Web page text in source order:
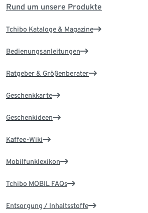
Rund um unsere Produkte
Tchibo Kataloge & Magazine
Bedienungsanleitungen
Ratgeber & Größenberater
Geschenkkarte
Geschenkideen
Kaffee-Wiki
Mobilfunklexikon
Tchibo MOBIL FAQs
Entsorgung / Inhaltsstoffe